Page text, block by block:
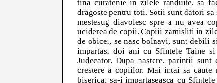
tina curatenie in zilele randuite, sa
dragoste pentru toti. Sotii sunt datori
mestesug diavolesc spre a nu avea
uciderea de copii. Copiii zamisliti in
de obicei, se nasc bolnavi, sunt debili
impartasi doi ani cu Sfintele Taine
Judecator. Dupa nastere, parintii
crestere a copiilor. Mai intai sa
biserica, sa-i impartaseasca cu